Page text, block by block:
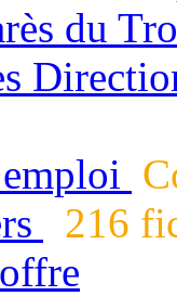
du
216